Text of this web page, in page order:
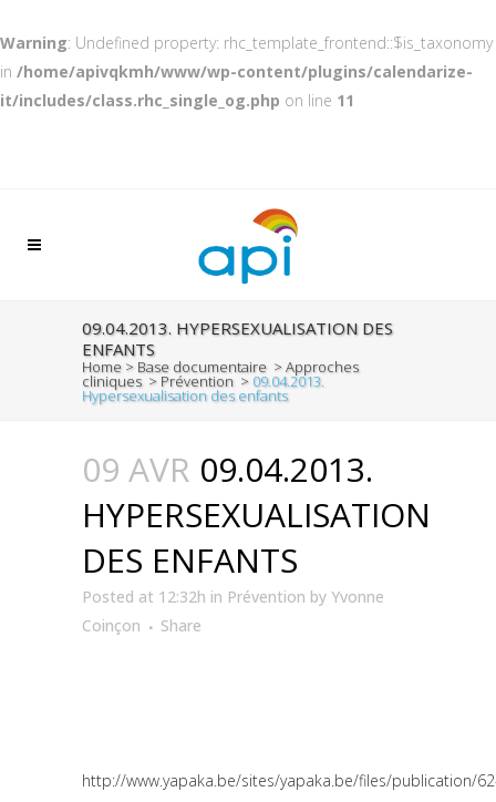
Warning: Undefined property: rhc_template_frontend::$is_taxonomy
in /home/apivqkmh/www/wp-content/plugins/calendarize-
it/includes/class.rhc_single_og.php on line 11
09.04.2013. HYPERSEXUALISATION DES
ENFANTS
Home > Base documentaire >Approches
cliniques > Prévention > 09.04.2013.
Hypersexualisation des enfants
09 AVR 09.04.2013.
HYPERSEXUALISATION
DES ENFANTS
Posted at 12:32h in Prévention by Yvonne
Coinçon
Share
http://www.yapaka.be/sites/yapaka.be/files/publication/